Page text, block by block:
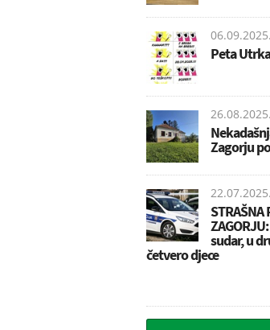
Peta
Zagorju
STRAŠNA
sudar, u
četvero djece